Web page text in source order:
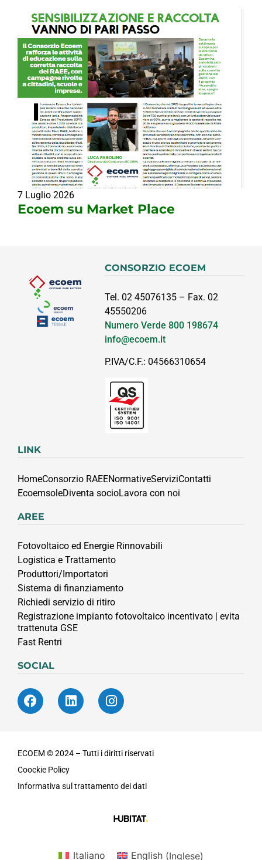
7 Luglio 2026
Ecoem su Market Place
CONSORZIO ECOEM
Tel. 02 45076135 – Fax. 02
45550206
Numero Verde 800 198674
info@ecoem.it
P.IVA/C.F.: 04566310654
LINK
HomeConsorzio RAEENormativeServiziContatti
EcoemsoleDiventa socioLavora con noi
AREE
Fotovoltaico ed Energie Rinnovabili
Logistica e Trattamento
Produttori/Importatori
Sistema di finanziamento
Richiedi servizio di ritiro
Registrazione impianto fotovoltaico incentivato | evita
trattenuta GSE
Fast Rentri
SOCIAL
ECOEM © 2024 – Tutti i diritti riservati
Coockie Policy
Informativa sul trattamento dei dati
Italiano English(Inglese)